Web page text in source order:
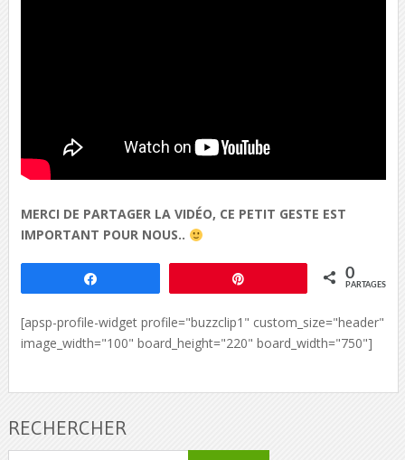
MERCI DE PARTAGER LA VIDÉO, CE PETIT GESTE EST
IMPORTANT POUR NOUS..
0
PARTAGES
[apsp-profile-widget profile="buzzclip1" custom_size="header"
image_width="100" board_height="220" board_width="750"]
RECHERCHER